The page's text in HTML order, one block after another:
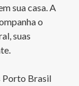
sua casa. A
o
suas
Porto Brasil